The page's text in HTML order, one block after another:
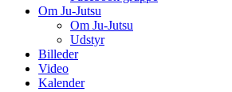
Om Ju-Jutsu
Om Ju-Jutsu
Udstyr
Billeder
Video
Kalender